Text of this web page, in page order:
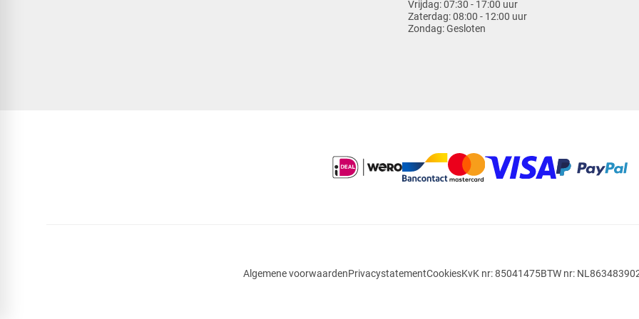
Vrijdag:07:30 - 17:00 uur
Zaterdag:08:00 - 12:00 uur
Zondag:Gesloten
Algemene voorwaardenPrivacystatementCookiesKvK nr: 85041475BTW nr: